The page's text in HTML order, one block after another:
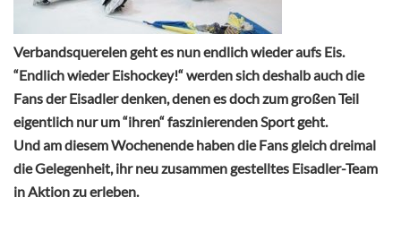
Verbandsquerelen geht es nun endlich wieder aufs Eis.
“Endlich wieder Eishockey!“ werden sich deshalb auch die
Fans der Eisadler denken, denen es doch zum großen Teil
eigentlich nur um “ihren“ faszinierenden Sport geht.
Und am diesem Wochenende haben die Fans gleich dreimal
die Gelegenheit, ihr neu zusammen gestelltes Eisadler-Team
in Aktion zu erleben.